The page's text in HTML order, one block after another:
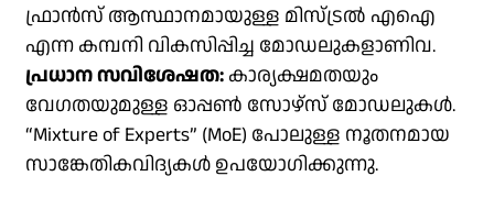
ഫ്രാൻസ് ആസ്ഥാനമായുള്ള മിസ്ട്രൽ എഐ
എന്ന കമ്പനി വികസിപ്പിച്ച മോഡലുകളാണിവ.
പ്രധാന സവിശേഷത: കാര്യക്ഷമതയും
വേഗതയുമുള്ള ഓപ്പൺ സോഴ്‌സ് മോഡലുകൾ.
“Mixture of Experts” (MoE) പോലുള്ള നൂതനമായ
സാങ്കേതികവിദ്യകൾ ഉപയോഗിക്കുന്നു.